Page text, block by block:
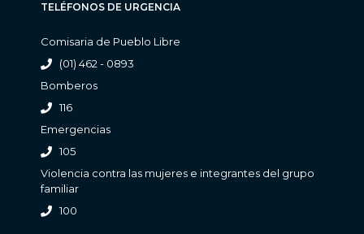
TELÉFONOS DE URGENCIA
Comisaria de Pueblo Libre
(01) 462 - 0893
Bomberos
116
Emergencias
105
Violencia contra las mujeres e integrantes del grupo
familiar
100